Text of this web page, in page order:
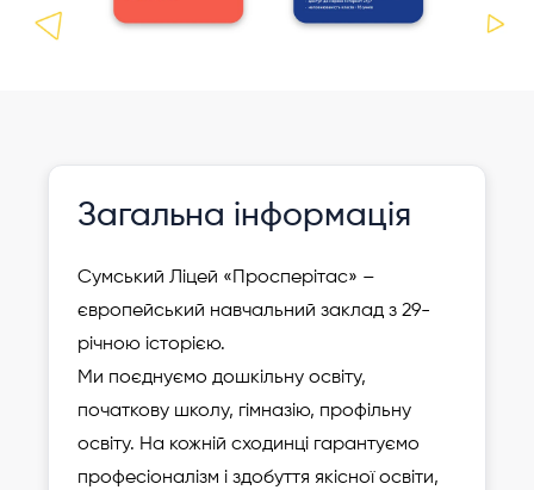
Зареєструвати
дитину
Загальна інформація
Сумський Ліцей «Просперітас» –
європейський навчальний заклад з 29-
річною історією.
Ми поєднуємо дошкільну освіту,
початкову школу, гімназію, профільну
освіту. На кожній сходинці гарантуємо
професіоналізм і здобуття якісної освіти,